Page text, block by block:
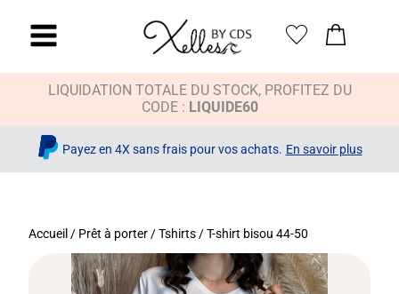
LIQUIDATION TOTALE DU STOCK, PROFITEZ DU
CODE : LIQUIDE60
Payez en 4X sans frais pour vos achats. En savoir plus
Accueil / Prêt à porter /Tshirts / T-shirt bisou 44-50